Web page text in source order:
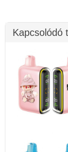
Kapcsolódó